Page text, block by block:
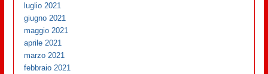
luglio 2021
giugno 2021
maggio 2021
aprile 2021
marzo 2021
febbraio 2021